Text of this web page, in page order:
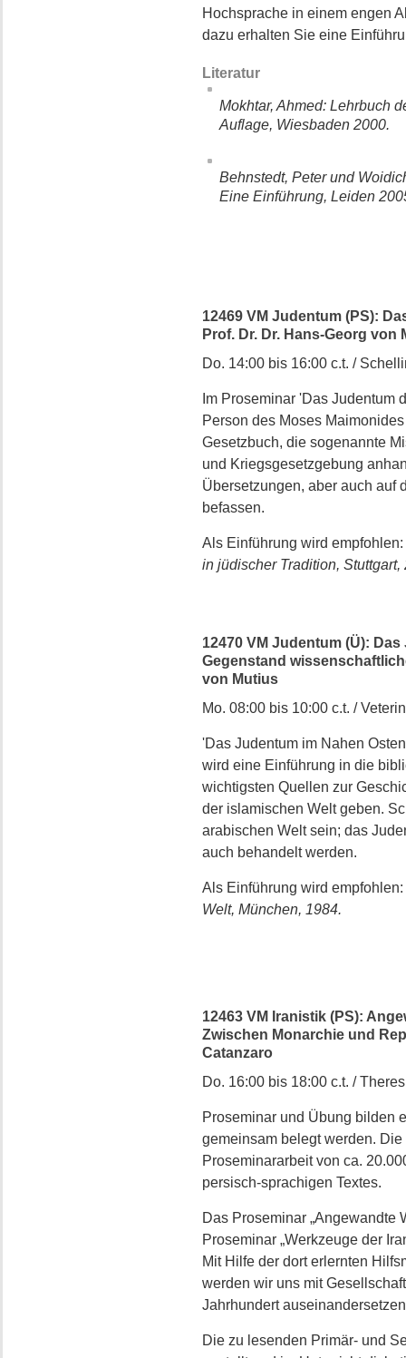
Hochsprache in einem engen
dazu erhalten Sie eine
Literatur
Mokhtar, Ahmed: Lehrbuch
Auflage, Wiesbaden 2000.
Behnstedt, Peter und
Eine Einführung, Leiden
12469 VM Judentum (PS):
Prof. Dr. Dr. Hans-Georg von
Do. 14:00 bis 16:00 c.t. /
Im Proseminar 'Das Judentum
Person des Moses
Gesetzbuch, die sogenannte
und Kriegsgesetzgebung
Übersetzungen, aber auch auf
befassen.
Als Einführung wird empfohlen:
in jüdischer Tradition, Stuttgart,
12470 VM Judentum (Ü):
Gegenstand
von Mutius
Mo. 08:00 bis 10:00 c.t. /
'Das Judentum im Nahen
wird eine Einführung in die
wichtigsten Quellen zur
der islamischen Welt geben.
arabischen Welt sein; das
auch behandelt werden.
Als Einführung wird empfohlen:
Welt, München, 1984.
12463 VM Iranistik (PS):
Zwischen Monarchie und
Catanzaro
Do. 16:00 bis 18:00 c.t. /
Proseminar und Übung bilden
gemeinsam belegt werden.
Proseminararbeit von ca.
persisch-sprachigen Textes.
Das Proseminar „Angewandte
Proseminar „Werkzeuge der
Mit Hilfe der dort erlernten
werden wir uns mit
Jahrhundert
Die zu lesenden Primär- und